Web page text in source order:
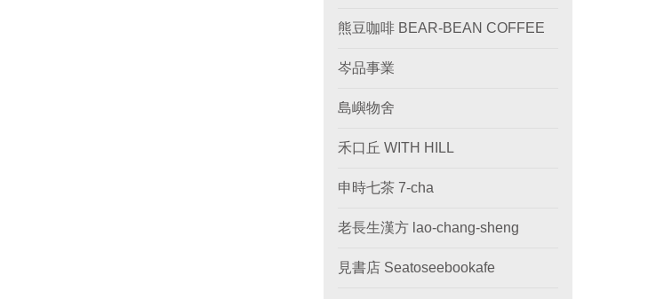
熊豆咖啡 BEAR-BEAN COFFEE
岑品事業
島嶼物舍
禾口丘 WITH HILL
申時七茶 7-cha
老長生漢方 lao-chang-sheng
見書店 Seatoseebookafe